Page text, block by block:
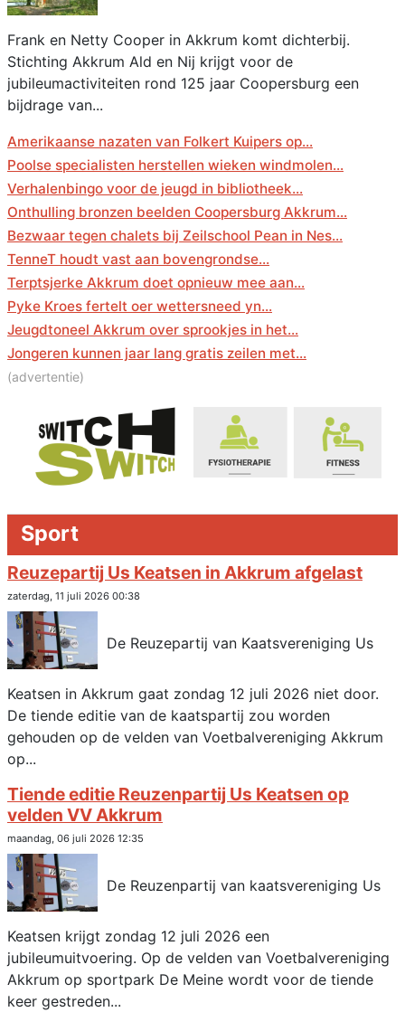
Frank en Netty Cooper in Akkrum komt dichterbij.
Stichting Akkrum Ald en Nij krijgt voor de
jubileumactiviteiten rond 125 jaar Coopersburg een
bijdrage van...
Amerikaanse nazaten van Folkert Kuipers op...
Poolse specialisten herstellen wieken windmolen...
Verhalenbingo voor de jeugd in bibliotheek...
Onthulling bronzen beelden Coopersburg Akkrum...
Bezwaar tegen chalets bij Zeilschool Pean in Nes...
TenneT houdt vast aan bovengrondse...
Terptsjerke Akkrum doet opnieuw mee aan...
Pyke Kroes fertelt oer wettersneed yn...
Jeugdtoneel Akkrum over sprookjes in het...
Jongeren kunnen jaar lang gratis zeilen met...
(advertentie)
Sport
Reuzepartij Us Keatsen in Akkrum afgelast
zaterdag, 11 juli 2026 00:38
De Reuzepartij van Kaatsvereniging Us
Keatsen in Akkrum gaat zondag 12 juli 2026 niet door.
De tiende editie van de kaatspartij zou worden
gehouden op de velden van Voetbalvereniging Akkrum
op...
Tiende editie Reuzenpartij Us Keatsen op
velden VV Akkrum
maandag, 06 juli 2026 12:35
De Reuzenpartij van kaatsvereniging Us
Keatsen krijgt zondag 12 juli 2026 een
jubileumuitvoering. Op de velden van Voetbalvereniging
Akkrum op sportpark De Meine wordt voor de tiende
keer gestreden...